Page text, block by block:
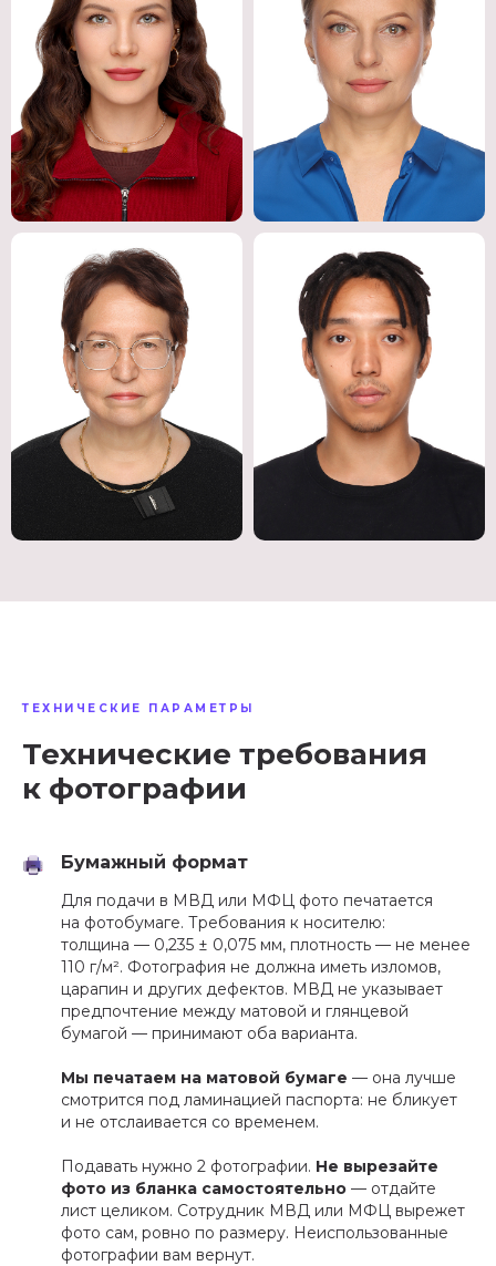
ТЕХНИЧЕСКИЕ ПАРАМЕТРЫ
Технические требования
к фотографии
Бумажный формат
Для подачи в МВД или МФЦ фото печатается
на фотобумаге. Требования к носителю:
толщина — 0,235 ± 0,075 мм, плотность — не менее
110 г/м². Фотография не должна иметь изломов,
царапин и других дефектов. МВД не указывает
предпочтение между матовой и глянцевой
бумагой — принимают оба варианта.
Мы печатаем на матовой бумаге — она лучше
смотрится под ламинацией паспорта: не бликует
и не отслаивается со временем.
Подавать нужно 2 фотографии. Не вырезайте
фото из бланка самостоятельно — отдайте
лист целиком. Сотрудник МВД или МФЦ вырежет
фото сам, ровно по размеру. Неиспользованные
фотографии вам вернут.